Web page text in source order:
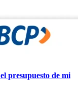
presupuesto de mi